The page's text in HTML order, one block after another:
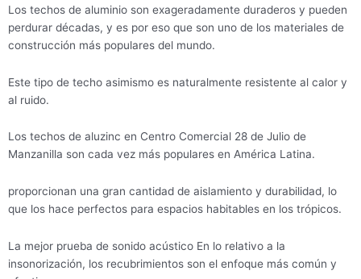
Los techos de aluminio son exageradamente duraderos y pueden
perdurar décadas, y es por eso que son uno de los materiales de
construcción más populares del mundo.
Este tipo de techo asimismo es naturalmente resistente al calor y
al ruido.
Los techos de aluzinc en Centro Comercial 28 de Julio de
Manzanilla son cada vez más populares en América Latina.
proporcionan una gran cantidad de aislamiento y durabilidad, lo
que los hace perfectos para espacios habitables en los trópicos.
La mejor prueba de sonido acústico En lo relativo a la
insonorización, los recubrimientos son el enfoque más común y